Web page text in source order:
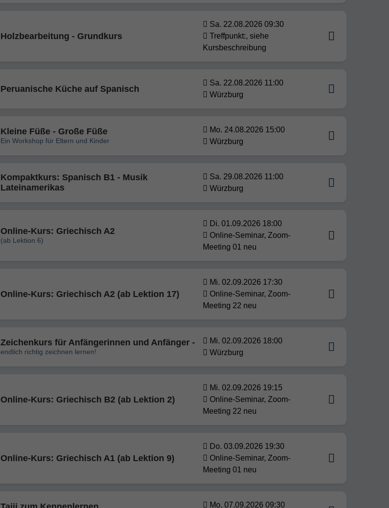
Holzbearbeitung - Grundkurs
Sa. 22.08.2026 09:30
Treffpunkt:, siehe
Kursbeschreibung
Peruanische Küche auf Spanisch
Sa. 22.08.2026 11:00
Würzburg
Kleine Füße - Große Füße
Ein Workshop für Eltern und Kinder
Mo. 24.08.2026 15:00
Würzburg
Kompaktkurs: Spanisch B1 - Musik
Lateinamerikas
Sa. 29.08.2026 11:00
Würzburg
Online-Kurs: Griechisch A2
(ab Lektion 6)
Di. 01.09.2026 18:00
Online-Seminar, Zoom-
Meeting 01 neu
Online-Kurs: Griechisch A2 (ab Lektion 17)
Mi. 02.09.2026 17:30
Online-Seminar, Zoom-
Meeting 22 neu
Zeichenkurs für Anfängerinnen und Anfänger -
endlich richtig zeichnen lernen!
Mi. 02.09.2026 18:00
Würzburg
Online-Kurs: Griechisch B2 (ab Lektion 2)
Mi. 02.09.2026 19:15
Online-Seminar, Zoom-
Meeting 22 neu
Online-Kurs: Griechisch A1 (ab Lektion 9)
Do. 03.09.2026 19:30
Online-Seminar, Zoom-
Meeting 01 neu
Mo. 07.09.2026 09:30